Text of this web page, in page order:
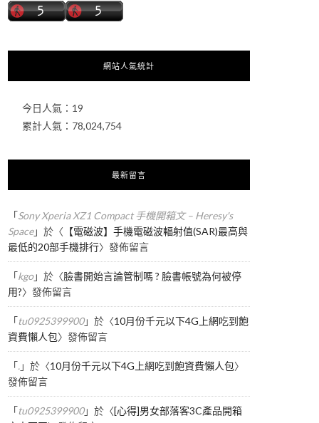
網站人氣統計
今日人氣： 19
累計人氣： 78,024,754
最新留言
「Sony Xperia XZ1 Compact 手機開箱文 – Heresy's
Space」於〈 【電磁波】手機電磁波輻射值(SAR)最高與
最低的20部手機排行〉發佈留言
「kgo」於〈臉書開始言論管制嗎 ? 臉書帳號為何被停
用?〉發佈留言
「tu0925399900」於〈10月份千元以下4G上網吃到飽
資費懶人包〉發佈留言
「.」於〈10月份千元以下4G上網吃到飽資費懶人包〉
發佈留言
「tu0925399900」於〈[心得]男女部落客3C產品開箱